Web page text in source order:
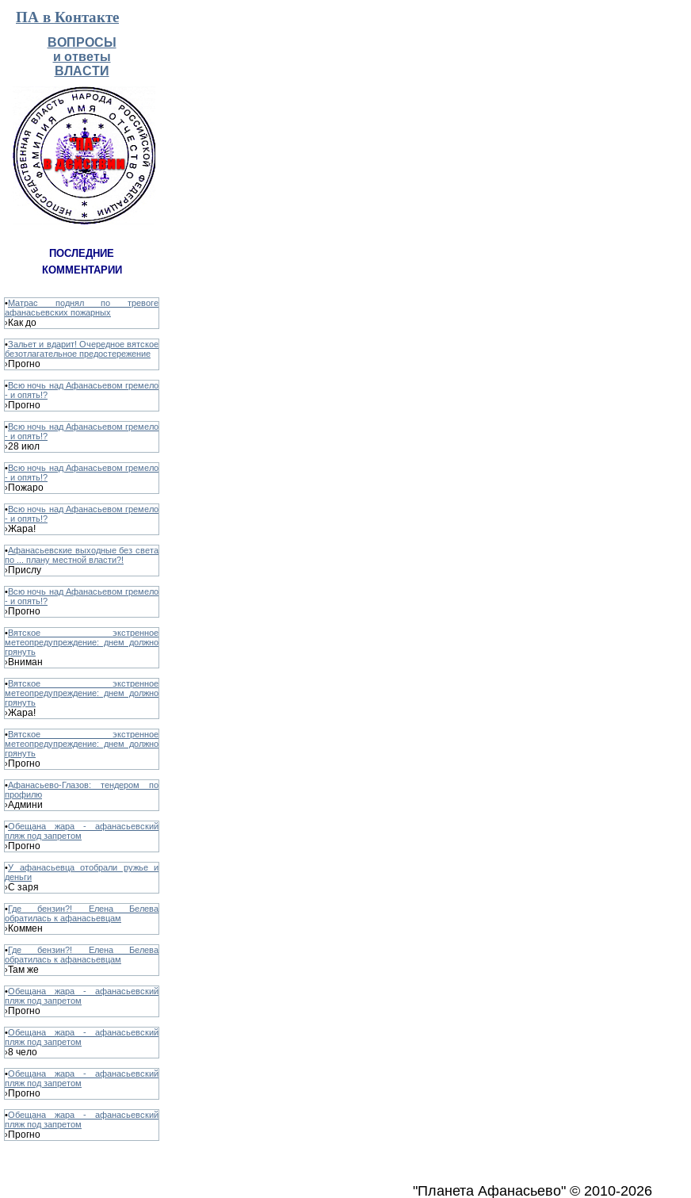
ПА в Контакте
ВОПРОСЫ
и ответы
ВЛАСТИ
ПОСЛЕДНИЕ
КОММЕНТАРИИ
•Матрас поднял по тревоге
афанасьевских пожарных
›Как до
•Зальет и вдарит! Очередное вятское
безотлагательное предостережение
›Прогно
•Всю ночь над Афанасьевом гремело
- и опять!?
›Прогно
•Всю ночь над Афанасьевом гремело
- и опять!?
›28 июл
•Всю ночь над Афанасьевом гремело
- и опять!?
›Пожаро
•Всю ночь над Афанасьевом гремело
- и опять!?
›Жара!
•Афанасьевские выходные без света
по ... плану местной власти?!
›Прислу
•Всю ночь над Афанасьевом гремело
- и опять!?
›Прогно
•Вятское экстренное
метеопредупреждение: днем должно
грянуть
›Вниман
•Вятское экстренное
метеопредупреждение: днем должно
грянуть
›Жара!
•Вятское экстренное
метеопредупреждение: днем должно
грянуть
›Прогно
•Афанасьево-Глазов: тендером по
профилю
›Админи
•Обещана жара - афанасьевский
пляж под запретом
›Прогно
•У афанасьевца отобрали ружье и
деньги
›С заря
•Где бензин?! Елена Белева
обратилась к афанасьевцам
›Коммен
•Где бензин?! Елена Белева
обратилась к афанасьевцам
›Там же
•Обещана жара - афанасьевский
пляж под запретом
›Прогно
•Обещана жара - афанасьевский
пляж под запретом
›8 чело
•Обещана жара - афанасьевский
пляж под запретом
›Прогно
•Обещана жара - афанасьевский
пляж под запретом
›Прогно
"Планета Афанасьево" © 2010-2026